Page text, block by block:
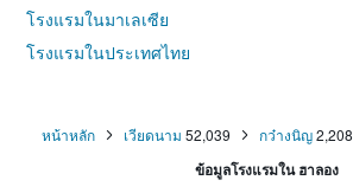
โรงแรมในมาเลเซีย
โรงแรมในประเทศไทย
หน้าหลัก เวียดนาม 52,039 กว๋างนิญ2,208
ข้อมูลโรงแรมใน ฮาลอง